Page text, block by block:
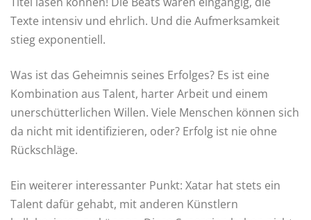
Texte intensiv und ehrlich. Und die Aufmerksamkeit
stieg exponentiell.
Was ist das Geheimnis seines Erfolges? Es ist eine
Kombination aus Talent, harter Arbeit und einem
unerschütterlichen Willen. Viele Menschen können sich
da nicht mit identifizieren, oder? Erfolg ist nie ohne
Rückschläge.
Ein weiterer interessanter Punkt: Xatar hat stets ein
Talent dafür gehabt, mit anderen Künstlern